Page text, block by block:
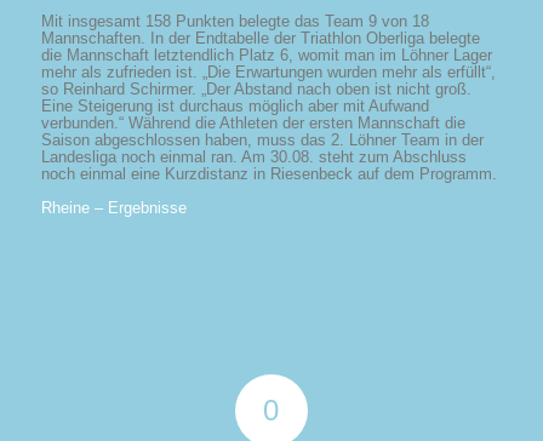
Mit insgesamt 158 Punkten belegte das Team 9 von 18
Mannschaften. In der Endtabelle der Triathlon Oberliga belegte
die Mannschaft letztendlich Platz 6, womit man im Löhner Lager
mehr als zufrieden ist. „Die Erwartungen wurden mehr als erfüllt“,
so Reinhard Schirmer. „Der Abstand nach oben ist nicht groß.
Eine Steigerung ist durchaus möglich aber mit Aufwand
verbunden.“ Während die Athleten der ersten Mannschaft die
Saison abgeschlossen haben, muss das 2. Löhner Team in der
Landesliga noch einmal ran. Am 30.08. steht zum Abschluss
noch einmal eine Kurzdistanz in Riesenbeck auf dem Programm.
Rheine – Ergebnisse
0